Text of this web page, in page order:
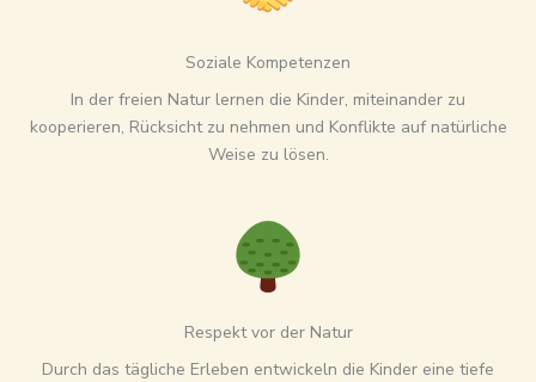
Soziale Kompetenzen
In der freien Natur lernen die Kinder, miteinander zu
kooperieren, Rücksicht zu nehmen und Konflikte auf natürliche
Weise zu lösen.
Respekt vor der Natur
Durch das tägliche Erleben entwickeln die Kinder eine tiefe